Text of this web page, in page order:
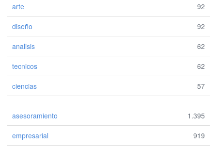
arte 92
diseño 92
analisis 62
tecnicos 62
ciencias 57
asesoramiento 1.395
empresarial 919